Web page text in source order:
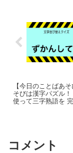
【今日のことばあ
そびは漢字パズル
使って三字熟語を
コメント